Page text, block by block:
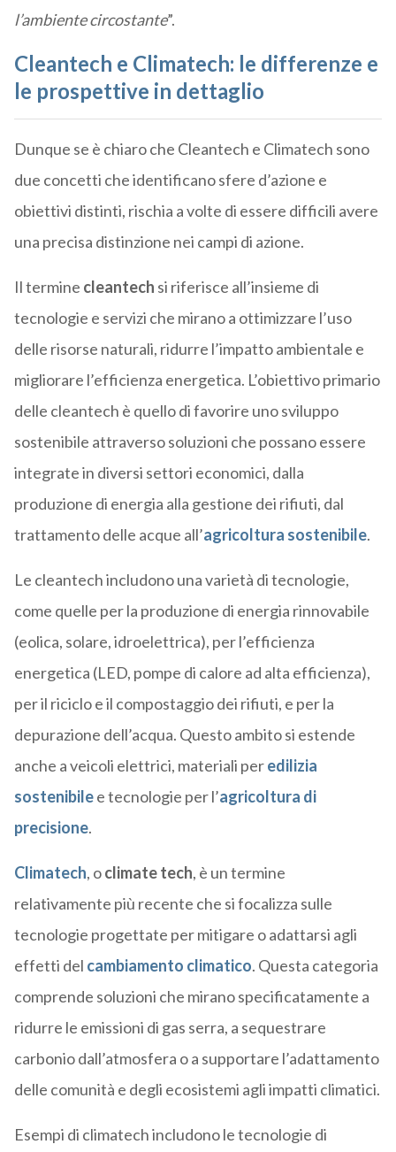
l’ambiente circostante”.
Cleantech e Climatech: le differenze e
le prospettive in dettaglio
Dunque se è chiaro che Cleantech e Climatech sono
due concetti che identificano sfere d’azione e
obiettivi distinti, rischia a volte di essere difficili avere
una precisa distinzione nei campi di azione.
Il termine cleantech si riferisce all’insieme di
tecnologie e servizi che mirano a ottimizzare l’uso
delle risorse naturali, ridurre l’impatto ambientale e
migliorare l’efficienza energetica. L’obiettivo primario
delle cleantech è quello di favorire uno sviluppo
sostenibile attraverso soluzioni che possano essere
integrate in diversi settori economici, dalla
produzione di energia alla gestione dei rifiuti, dal
trattamento delle acque all’agricoltura sostenibile.
Le cleantech includono una varietà di tecnologie,
come quelle per la produzione di energia rinnovabile
(eolica, solare, idroelettrica), per l’efficienza
energetica (LED, pompe di calore ad alta efficienza),
per il riciclo e il compostaggio dei rifiuti, e per la
depurazione dell’acqua. Questo ambito si estende
anche a veicoli elettrici, materiali peredilizia
sostenibilee tecnologie per l’agricoltura di
precisione.
Climatech, oclimate tech, è un termine
relativamente più recente che si focalizza sulle
tecnologie progettate per mitigare o adattarsi agli
effetti del cambiamento climatico. Questa categoria
comprende soluzioni che mirano specificatamente a
ridurre le emissioni di gas serra, a sequestrare
carbonio dall’atmosfera o a supportare l’adattamento
delle comunità e degli ecosistemi agli impatti climatici.
Esempi di climatech includono le tecnologie di